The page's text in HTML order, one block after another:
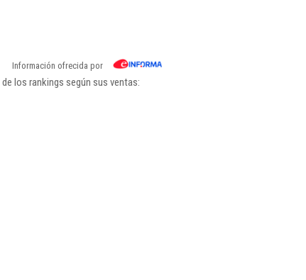
Información ofrecida por
los rankings según sus ventas: